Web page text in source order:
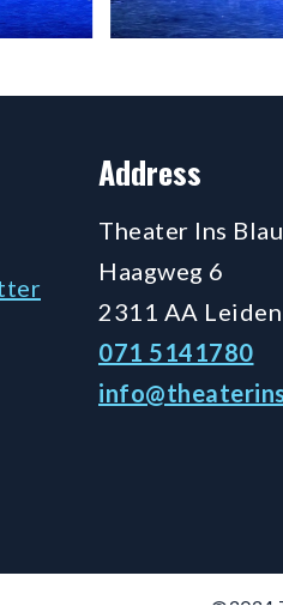
Address
Theater Ins Blau
Haagweg 6
2311 AA Leiden
071 5141780
©2024